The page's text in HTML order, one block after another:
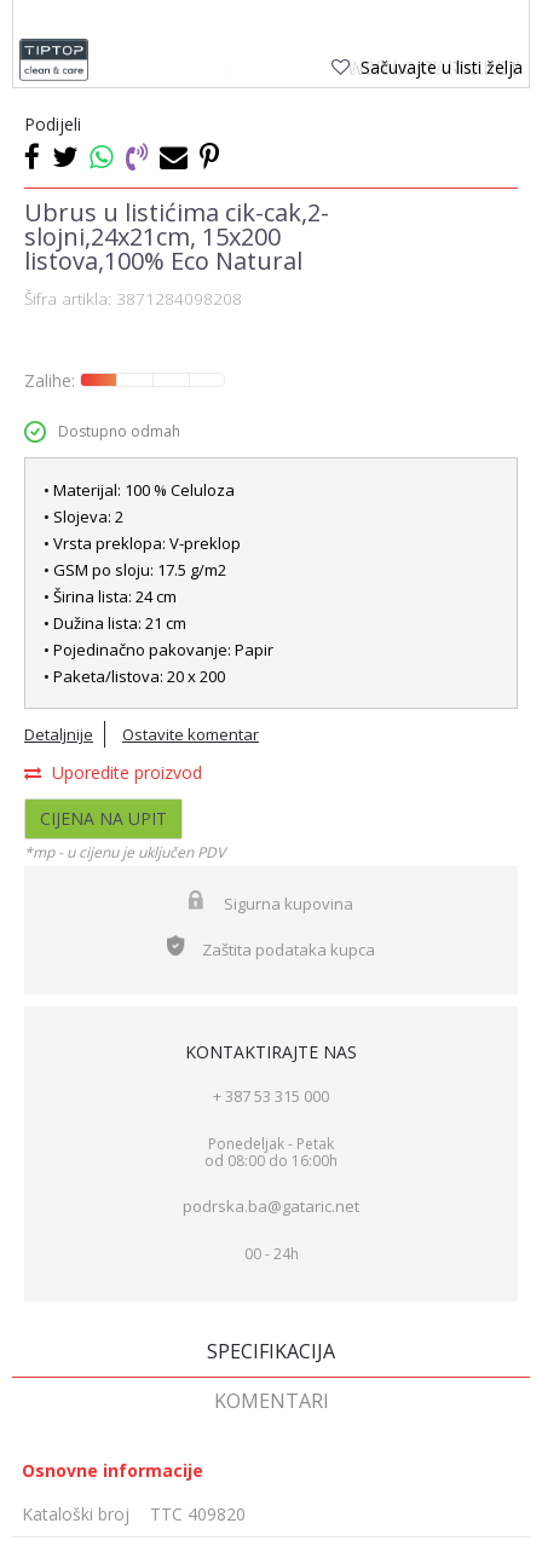
Sačuvajte u listi želja
Podijeli
Ubrus u listićima cik-cak,2-
slojni,24x21cm, 15x200
listova,100% Eco Natural
Šifra artikla: 3871284098208
Zalihe:
Dostupno odmah
• Materijal: 100 % Celuloza
• Slojeva: 2
• Vrsta preklopa: V-preklop
• GSM po sloju: 17.5 g/m2
• Širina lista: 24 cm
• Dužina lista: 21 cm
• Pojedinačno pakovanje: Papir
• Paketa/listova: 20 x 200
Detaljnije Ostavite komentar
Uporedite proizvod
CIJENA NA UPIT
*mp - u cijenu je uključen PDV
Sigurna kupovina
Zaštita podataka kupca
KONTAKTIRAJTE NAS
+ 387 53 315 000
Ponedeljak - Petak
od 08:00 do 16:00h
podrska.ba@gataric.net
00 - 24h
SPECIFIKACIJA
KOMENTARI
Osnovne informacije
Kataloški broj
TTC 409820